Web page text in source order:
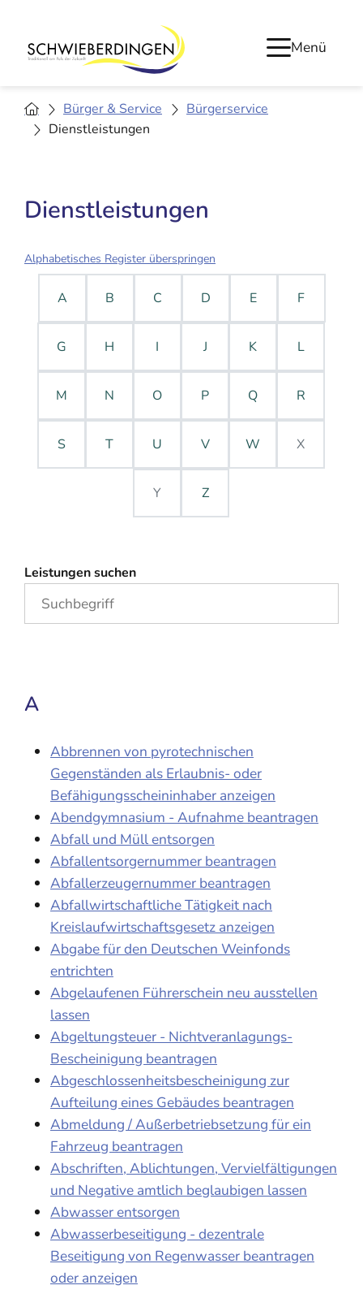
Menü
Bürger & Service
Bürgerservice
Dienstleistungen
Dienstleistungen
Alphabetisches Register überspringen
A B C D E F
G H I J K L
M N O P Q R
S T U V W X
Y Z
Leistungen suchen
A
Abbrennen von pyrotechnischen
Gegenständen als Erlaubnis- oder
Befähigungsscheininhaber anzeigen
Abendgymnasium - Aufnahme beantragen
Abfall und Müll entsorgen
Abfallentsorgernummer beantragen
Abfallerzeugernummer beantragen
Abfallwirtschaftliche Tätigkeit nach
Kreislaufwirtschaftsgesetz anzeigen
Abgabe für den Deutschen Weinfonds
entrichten
Abgelaufenen Führerschein neu ausstellen
lassen
Abgeltungsteuer - Nichtveranlagungs-
Bescheinigung beantragen
Abgeschlossenheitsbescheinigung zur
Aufteilung eines Gebäudes beantragen
Abmeldung / Außerbetriebsetzung für ein
Fahrzeug beantragen
Abschriften, Ablichtungen, Vervielfältigungen
und Negative amtlich beglaubigen lassen
Abwasser entsorgen
Abwasserbeseitigung - dezentrale
Beseitigung von Regenwasser beantragen
oder anzeigen